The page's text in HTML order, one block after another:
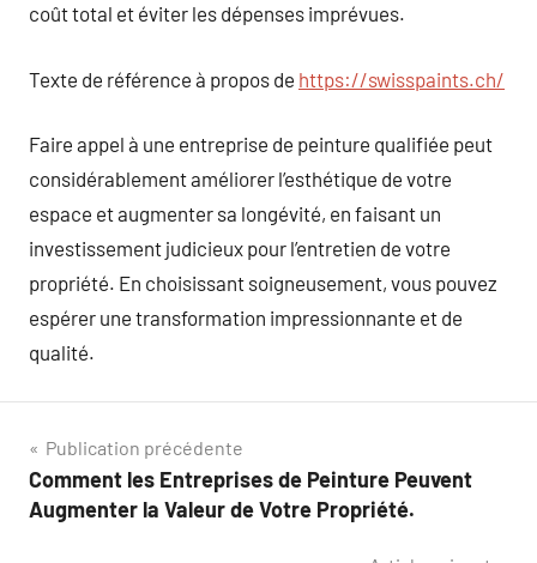
coût total et éviter les dépenses imprévues.
Texte de référence à propos de https://swisspaints.ch/
Faire appel à une entreprise de peinture qualifiée peut
considérablement améliorer l’esthétique de votre
espace et augmenter sa longévité, en faisant un
investissement judicieux pour l’entretien de votre
propriété. En choisissant soigneusement, vous pouvez
espérer une transformation impressionnante et de
qualité.
Navigation
de
Publication précédente
Comment les Entreprises de Peinture Peuvent
Augmenter la Valeur de Votre Propriété.